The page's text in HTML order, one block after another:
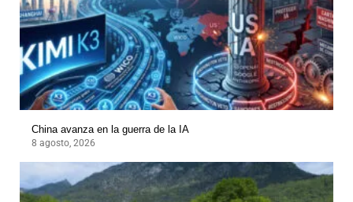
China avanza en la guerra de la IA
8 agosto, 2026